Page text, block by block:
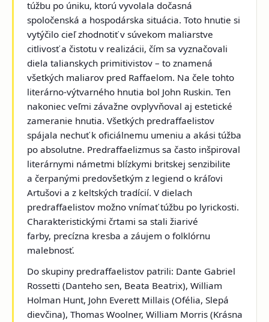
túžbu po úniku, ktorú vyvolala dočasná
spoločenská a hospodárska situácia. Toto hnutie si
vytýčilo cieľ zhodnotiť v súvekom maliarstve
citlivosť a čistotu v realizácii, čím sa vyznačovali
diela talianskych primitivistov – to znamená
všetkých maliarov pred Raffaelom. Na čele tohto
literárno-výtvarného hnutia bol John Ruskin. Ten
nakoniec veľmi závažne ovplyvňoval aj estetické
zameranie hnutia. Všetkých predraffaelistov
spájala nechuť k oficiálnemu umeniu a akási túžba
po absolutne. Predraffaelizmus sa často inšpiroval
literárnymi námetmi blízkymi britskej senzibilite
a čerpanými predovšetkým z legiend o kráľovi
Artušovi a z keltských tradícií. V dielach
predraffaelistov možno vnímať túžbu po lyrickosti.
Charakteristickými črtami sa stali žiarivé
farby, precízna kresba a záujem o folklórnu
malebnosť.
Do skupiny predraffaelistov patrili: Dante Gabriel
Rossetti (Danteho sen, Beata Beatrix), William
Holman Hunt, John Everett Millais (Ofélia, Slepá
dievčina), Thomas Woolner, William Morris (Krásna